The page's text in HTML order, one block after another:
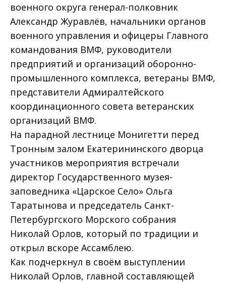
военного округа генерал-полковник
Александр Журавлёв, начальники органов
военного управления и офицеры Главного
командования ВМФ, руководители
предприятий и организаций оборонно-
промышленного комплекса, ветераны ВМФ,
представители Адмиралтейского
координационного совета ветеранских
организаций ВМФ.
На парадной лестнице Монигетти перед
Тронным залом Екатерининского дворца
участников мероприятия встречали
директор Государственного музея-
заповедника «Царское Село» Ольга
Таратынова и председатель Санкт-
Петербургского Морского собрания
Николай Орлов, который по традиции и
открыл вскоре Ассамблею.
Как подчеркнул в своём выступлении
Николай Орлов, главной составляющей